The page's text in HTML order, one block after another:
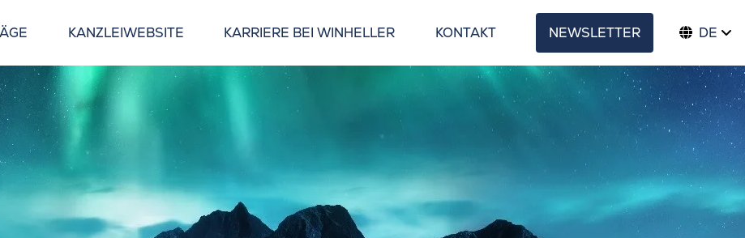
KANZLEIWEBSITE KARRIERE BEI WINHELLER KONTAKT NEWSLETTER DE